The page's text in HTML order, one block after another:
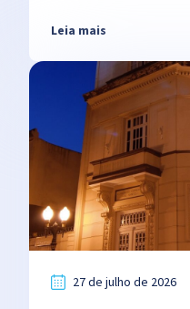
Leia mais
27 de julho de 2026